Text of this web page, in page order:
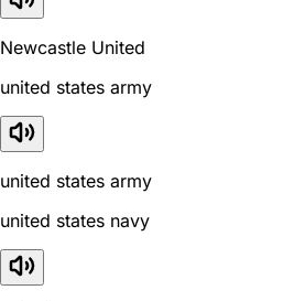
Newcastle United
united states army
united states army
united states navy